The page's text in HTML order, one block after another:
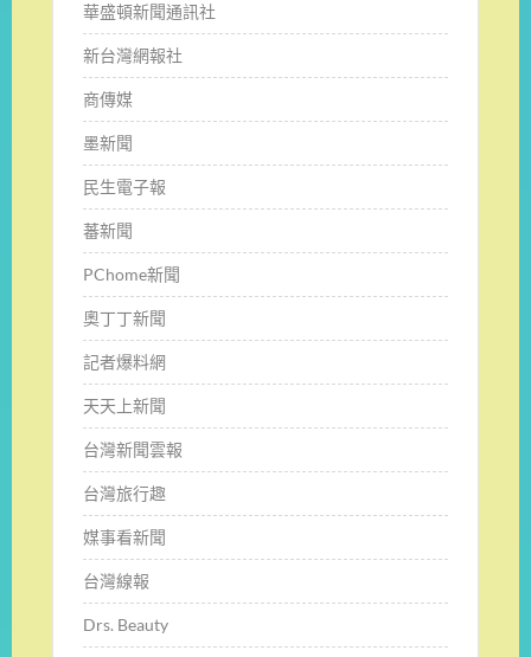
華盛頓新聞通訊社
新台灣網報社
商傳媒
墨新聞
民生電子報
蕃新聞
PChome新聞
奧丁丁新聞
記者爆料網
天天上新聞
台灣新聞雲報
台灣旅行趣
媒事看新聞
台灣線報
Drs. Beauty